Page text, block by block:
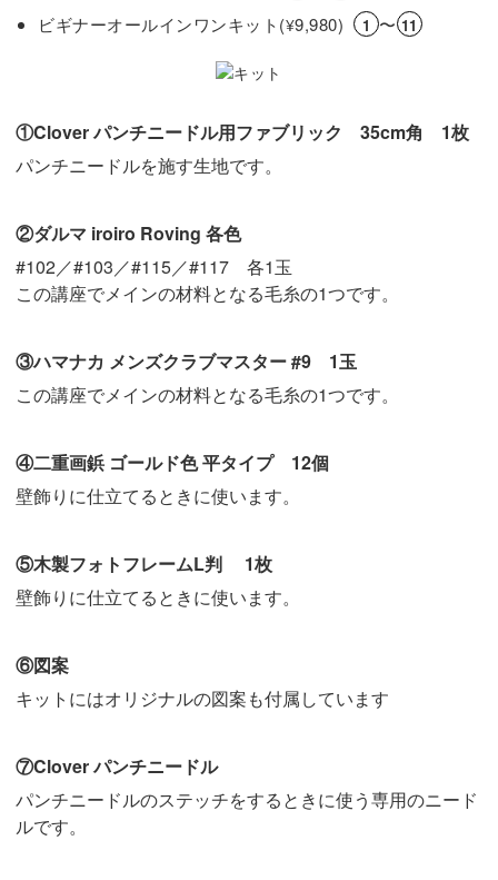
ビギナーオールインワンキット(¥9,980) 1 〜 11
①Clover パンチニードル用ファブリック 35cm角 1枚
パンチニードルを施す生地です。
②ダルマ iroiro Roving 各色
#102／#103／#115／#117 各1玉
この講座でメインの材料となる毛糸の1つです。
③ハマナカ メンズクラブマスター #9 1玉
この講座でメインの材料となる毛糸の1つです。
④二重画鋲 ゴールド色 平タイプ 12個
壁飾りに仕立てるときに使います。
⑤木製フォトフレームL判 1枚
壁飾りに仕立てるときに使います。
⑥図案
キットにはオリジナルの図案も付属しています
⑦Clover パンチニードル
パンチニードルのステッチをするときに使う専用のニード
ルです。